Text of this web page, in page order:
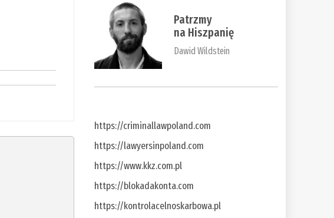
Patrzmy
na Hiszpanię
Dawid Wildstein
https://criminallawpoland.com
https://lawyersinpoland.com
https://www.kkz.com.pl
https://blokadakonta.com
https://kontrolacelnoskarbowa.pl